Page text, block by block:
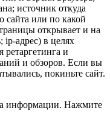
источник откуда
сайта или по какой
открывает и на
ip-адрес) в целях
и
и обзоров. Если вы
покиньте сайт.
информации. Нажмите